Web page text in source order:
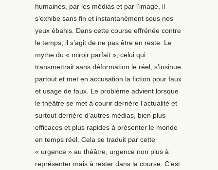
humaines, par les médias et par l’image, il
s’exhibe sans fin et instantanément sous nos
yeux ébahis. Dans cette course effrénée contre
le temps, il s’agit de ne pas être en reste. Le
mythe du « miroir parfait », celui qui
transmettrait sans déformation le réel, s’insinue
partout et met en accusation la fiction pour faux
et usage de faux. Le problème advient lorsque
le théâtre se met à courir derrière l’actualité et
surtout derrière d’autres médias, bien plus
efficaces et plus rapides à présenter le monde
en temps réel. Cela se traduit par cette
« urgence » au théâtre, urgence non plus à
représenter mais à rester dans la course. C’est